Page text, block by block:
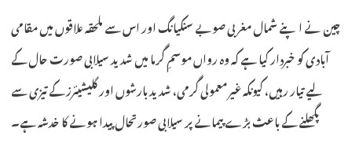
چین نے اپنے شمال مغربی صوبے سنکیانگ اور اس سے ملحقہ علاقوں میں مقامی
آبادی کو خبردار کیا ہے کہ وہ رواں موسمِ گرما میں شدید سیلابی صورت حال کے
لیے تیار رہیں، کیونکہ غیر معمولی گرمی، شدید بارشوں اور گلیشیئرز کے تیزی سے
پگھلنے کے باعث بڑے پیمانے پر سیلابی صورتحال پیدا ہونے کا خدشہ ہے۔